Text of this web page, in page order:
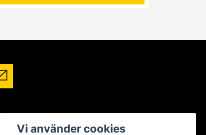
Facebook
Vi använder cookies